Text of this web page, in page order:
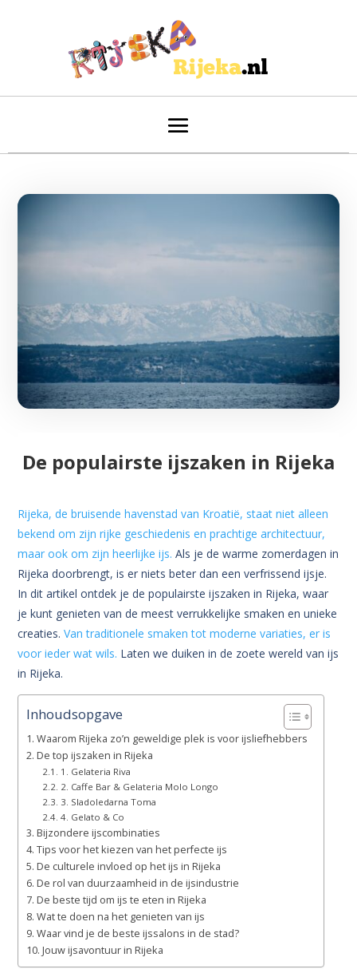
De populairste ijszaken in Rijeka
Rijeka, de bruisende havenstad van Kroatië, staat niet alleen
bekend om zijn rijke geschiedenis en prachtige architectuur,
maar ook om zijn heerlijke ijs. Als je de warme zomerdagen in
Rijeka doorbrengt, is er niets beter dan een verfrissend ijsje.
In dit artikel ontdek je de populairste ijszaken in Rijeka, waar
je kunt genieten van de meest verrukkelijke smaken en unieke
creaties. Van traditionele smaken tot moderne variaties, er is
voor ieder wat wils. Laten we duiken in de zoete wereld van ijs
in Rijeka.
Inhoudsopgave
Waarom Rijeka zo’n geweldige plek is voor ijsliefhebbers
De top ijszaken in Rijeka
1. Gelateria Riva
2. Caffe Bar & Gelateria Molo Longo
3. Sladoledarna Toma
4. Gelato & Co
Bijzondere ijscombinaties
Tips voor het kiezen van het perfecte ijs
De culturele invloed op het ijs in Rijeka
De rol van duurzaamheid in de ijsindustrie
De beste tijd om ijs te eten in Rijeka
Wat te doen na het genieten van ijs
Waar vind je de beste ijssalons in de stad?
Jouw ijsavontuur in Rijeka